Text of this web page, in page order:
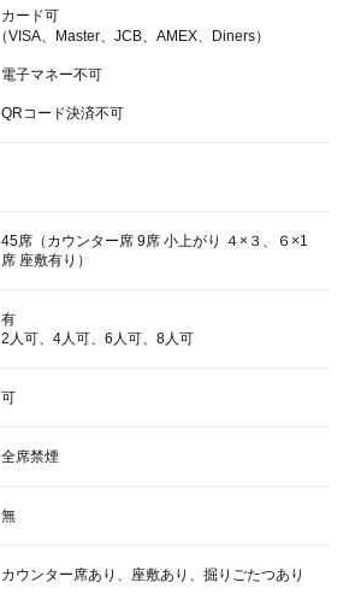
カード可
（VISA、Master、JCB、AMEX、Diners）
電子マネー不可
QRコード決済不可
45席（カウンター席 9席 小上がり ４×３、６×1
席 座敷有り）
有
2人可、4人可、6人可、8人可
可
全席禁煙
無
カウンター席あり、座敷あり、掘りごたつあり